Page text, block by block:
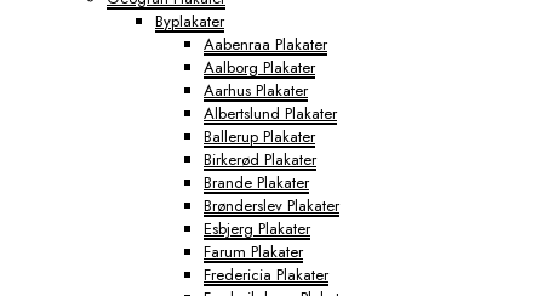
Byplakater
Aabenraa Plakater
Aalborg Plakater
Aarhus Plakater
Albertslund Plakater
Ballerup Plakater
Birkerød Plakater
Brande Plakater
Brønderslev Plakater
Esbjerg Plakater
Farum Plakater
Fredericia Plakater